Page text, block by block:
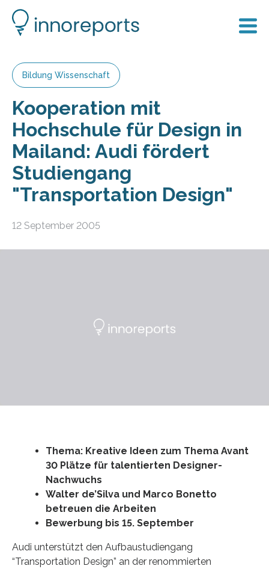
Bildung Wissenschaft
Kooperation mit
Hochschule für Design in
Mailand: Audi fördert
Studiengang
"Transportation Design"
12 September 2005
Thema: Kreative Ideen zum Thema Avant
30 Plätze für talentierten Designer-
Nachwuchs
Walter de’Silva und Marco Bonetto
betreuen die Arbeiten
Bewerbung bis 15. September
Audi unterstützt den Aufbaustudiengang
“Transportation Design” an der renommierten